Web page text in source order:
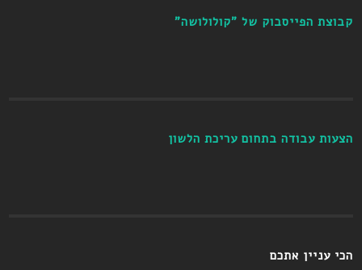
קבוצת הפייסבוק של "קולולושה"
הצעות עבודה בתחום עריכת הלשון
הכי עניין אתכם